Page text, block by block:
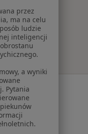
przez
ma na celu
ludzie
inteligencji
a wyniki
Pytania